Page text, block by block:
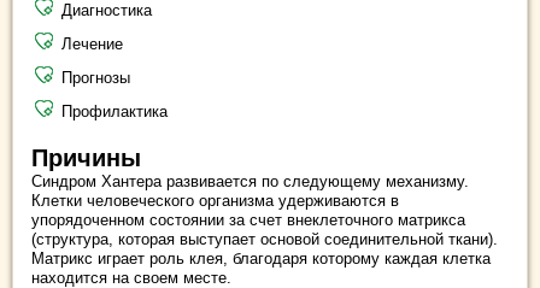
Диагностика
Лечение
Прогнозы
Профилактика
Причины
Синдром Хантера развивается по следующему механизму.
Клетки человеческого организма удерживаются в
упорядоченном состоянии за счет внеклеточного матрикса
(структура, которая выступает основой соединительной ткани).
Матрикс играет роль клея, благодаря которому каждая клетка
находится на своем месте.